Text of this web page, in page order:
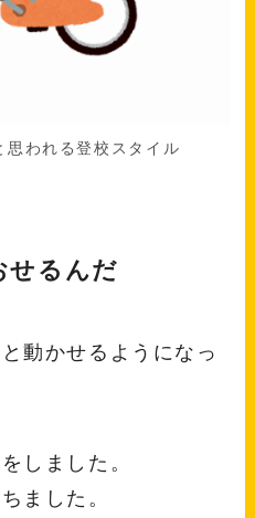
思われる登校スタイル
せるんだ
動かせるようになっ
しました。
ました。